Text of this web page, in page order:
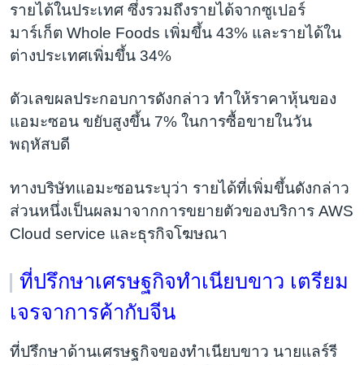
รายได้ในประเทศ ซึ่งรวมถึงรายได้จากซูเปอร์
มาร์เก็ต Whole Foods เพิ่มขึ้น 43% และรายได้ใน
ต่างประเทศเพิ่มขึ้น 34%
ตัวเลขผลประกอบการดังกล่าว ทำให้ราคาหุ้นของ
แอมะซอน ขยับสูงขึ้น 7% ในการซื้อขายในวัน
พฤหัสบดี
ทางบริษัทแอมะซอนระบุว่า รายได้ที่เพิ่มขึ้นดังกล่าว
ส่วนหนึ่งเป็นผลมาจากการขยายตัวของบริการ AWS
Cloud service และธุรกิจโฆษณา
ที่ปรึกษาเศรษฐกิจทำเนียบขาว เตรียม
เจรจาการค้ากับจีน
ที่ปรึกษาด้านเศรษฐกิจของทำเนียบขาว นายแลร์รี